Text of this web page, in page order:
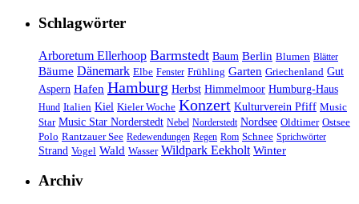
Schlagwörter
Arboretum Ellerhoop Barmstedt Baum Berlin Blumen Blätter
Bäume Dänemark Elbe Fenster Frühling Garten Griechenland Gut
Aspern Hafen Hamburg Herbst Himmelmoor Humburg-Haus
Hund Italien Kiel Kieler Woche Konzert Kulturverein Pfiff Music
Star Music Star Norderstedt Nebel Norderstedt Nordsee Oldtimer Ostsee
Polo Rantzauer See Redewendungen Regen Rom Schnee Sprichwörter
Strand Vogel Wald Wasser Wildpark Eekholt Winter
Archiv